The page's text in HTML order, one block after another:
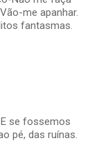
me apanhar.
fantasmas.
fossemos
pé, das ruínas.